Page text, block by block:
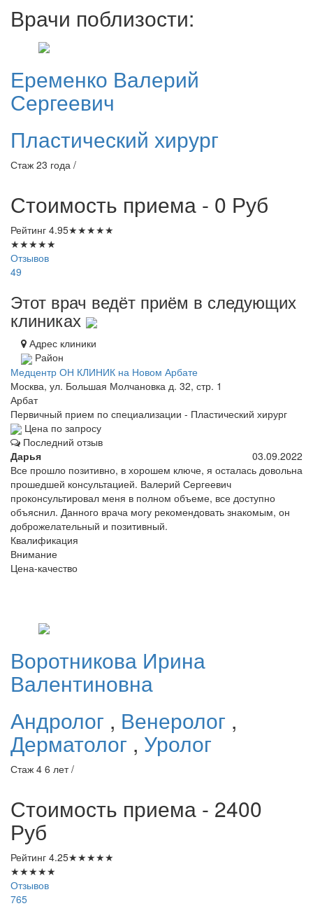
Врачи поблизости:
Еременко Валерий
Сергеевич
Пластический хирург
Стаж 23 года /
Стоимость приема - 0 Руб
Рейтинг 4.95★★★★★
★★★★★
Отзывов
49
Этот врач ведёт приём в следующих
клиниках
Адрес клиники
Район
Медцентр ОН КЛИНИК на Новом Арбате
Москва, ул. Большая Молчановка д. 32, стр. 1
Арбат
Первичный прием по специализации - Пластический хирург
Цена по запросу
Последний отзыв
Дарья
03.09.2022
Все прошло позитивно, в хорошем ключе, я осталась довольна
прошедшей консультацией. Валерий Сергеевич
проконсультировал меня в полном объеме, все доступно
объяснил. Данного врача могу рекомендовать знакомым, он
доброжелательный и позитивный.
Квалификация
Внимание
Цена-качество
Воротникова Ирина
Валентиновна
Андролог , Венеролог ,
Дерматолог , Уролог
Стаж 4 6 лет /
Стоимость приема - 2400
Руб
Рейтинг 4.25★★★★★
★★★★★
Отзывов
765